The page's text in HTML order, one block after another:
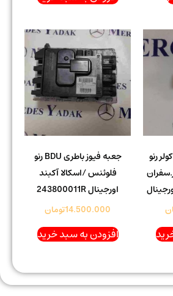
جعبه فیوز باطری BDU رنو
فلوئنس /اسکالا آکبند
اورجینال 243800011R
14.500.000تومان
افزودن به سبد خرید